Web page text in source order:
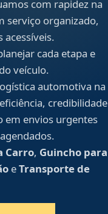
com rapidez na
serviço organizado,
cada etapa e
veículo.
automotiva na
credibilidade
em envios urgentes
Carro, Guincho para
eTransporte de